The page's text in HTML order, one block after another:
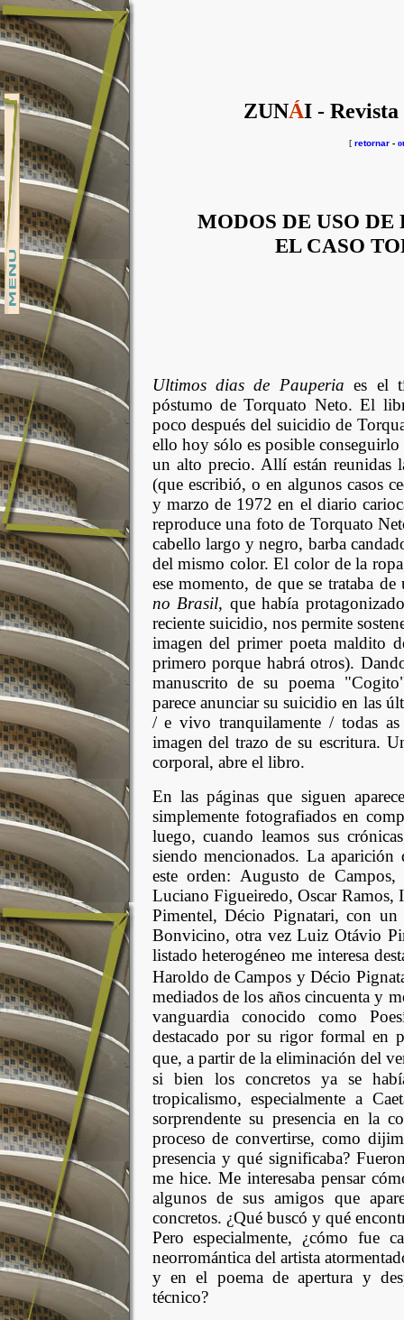
ZUNÁI - Revista
[ retornar -
MODOS DE USO
EL CASO
Ultimos dias de Pauperiaes el
póstumo de Torquato Neto. El
poco después del suicidio de
ello hoy sólo es posible
un alto precio. Allí están reunidas
(que escribió, o en algunos casos
y marzo de 1972 en el diario
reproduce una foto de Torquato
cabello largo y negro, barba
del mismo color. El color de la
ese momento, de que se trataba
no Brasil, que había
reciente suicidio, nos permite
imagen del primer poeta maldito
primero porque habrá otros).
manuscrito de su poema
parece anunciar su suicidio en las
/ e vivo tranquilamente / todas
imagen del trazo de su escritura.
corporal, abre el libro.
En las páginas que siguen
simplemente fotografiados en
luego, cuando leamos sus
siendo mencionados. La aparición
este orden: Augusto de
Luciano Figueiredo, Oscar
Pimentel, Décio Pignatari, con
Bonvicino, otra vez Luiz Otávio
listado heterogéneo me interesa
Haroldo de Campos y Décio
mediados de los años cincuenta y
vanguardia conocido como
destacado por su rigor formal en
que, a partir de la eliminación del
si bien los concretos ya se
tropicalismo, especialmente a
sorprendente su presencia en la
proceso de convertirse, como
presencia y qué significaba?
me hice. Me interesaba pensar
algunos de sus amigos que
concretos. ¿Qué buscó y qué
Pero especialmente, ¿cómo fue
neorromántica del artista
y en el poema de apertura y
técnico?